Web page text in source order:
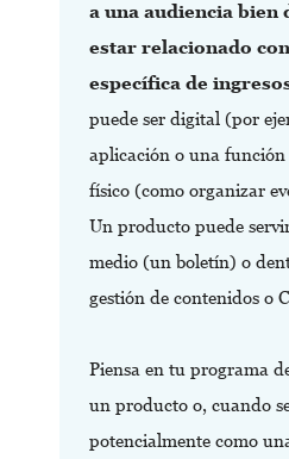
a una audiencia bien
estar relacionado
específica de
puede ser digital (por
aplicación o una función
físico (como organizar
Un producto puede
medio (un boletín) o
gestión de contenidos o
Piensa en tu programa
un producto o, cuando
potencialmente como